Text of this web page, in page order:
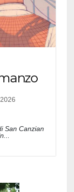
San Canzian